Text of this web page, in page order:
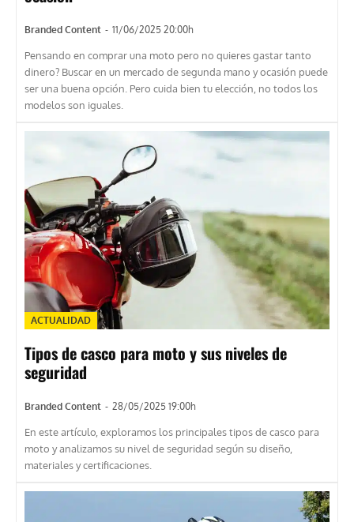
Branded Content - 11/06/2025 20:00h
Pensando en comprar una moto pero no quieres gastar tanto
dinero? Buscar en un mercado de segunda mano y ocasión puede
ser una buena opción. Pero cuida bien tu elección, no todos los
modelos son iguales.
ACTUALIDAD
Tipos de casco para moto y sus niveles de
seguridad
Branded Content - 28/05/2025 19:00h
En este artículo, exploramos los principales tipos de casco para
moto y analizamos su nivel de seguridad según su diseño,
materiales y certificaciones.